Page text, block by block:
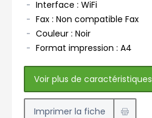
Interface : WiFi
Fax : Non compatible Fax
Couleur : Noir
Format impression : A4
Voir plus de caractéristiques
Imprimer la fiche